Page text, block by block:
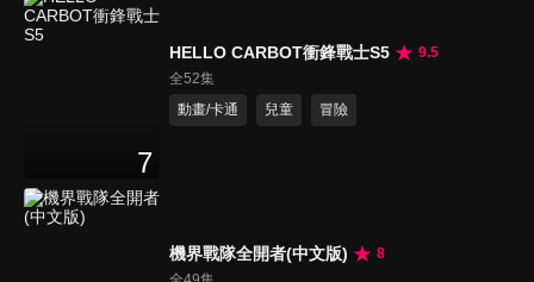
7
HELLO CARBOT衝鋒戰士S5
9.5
全52集
動畫/卡通
兒童 冒險
機界戰隊全開者(中文版)
8